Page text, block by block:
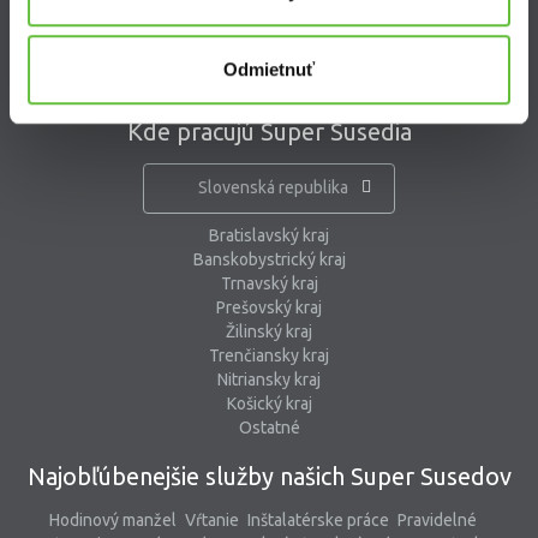
Odmietnuť
pomoc@supersused.sk
Kde pracujú Super Susedia
Slovenská republika
Bratislavský kraj
Banskobystrický kraj
Trnavský kraj
Prešovský kraj
Žilinský kraj
Trenčiansky kraj
Nitriansky kraj
Košický kraj
Ostatné
Najobľúbenejšie služby našich Super Susedov
Hodinový manžel Vŕtanie Inštalatérske práce Pravidelné